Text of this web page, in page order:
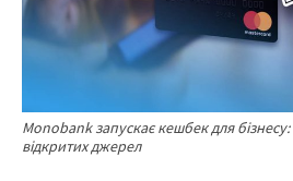
Monobank запускає кешбек для
відкритих джерел